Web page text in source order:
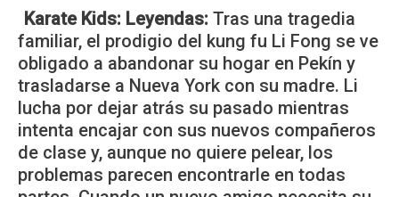
Karate Kids: Leyendas: Tras una tragedia
familiar, el prodigio del kung fu Li Fong se ve
obligado a abandonar su hogar en Pekín y
trasladarse a Nueva York con su madre. Li
lucha por dejar atrás su pasado mientras
intenta encajar con sus nuevos compañeros
de clase y, aunque no quiere pelear, los
problemas parecen encontrarle en todas